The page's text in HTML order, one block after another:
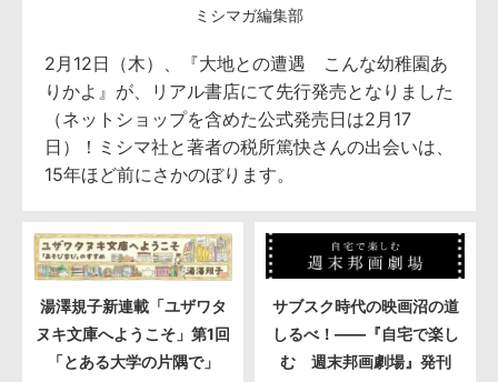
ミシマガ編集部
2月12日（木）、『大地との遭遇 こんな幼稚園あ
りかよ』が、リアル書店にて先行発売となりました
（ネットショップを含めた公式発売日は2月17
日）！ミシマ社と著者の税所篤快さんの出会いは、
15年ほど前にさかのぼります。
湯澤規子新連載「ユザワタ
ヌキ文庫へようこそ」第1回
「とある大学の片隅で」
サブスク時代の映画沼の道
しるべ！――『自宅で楽し
む 週末邦画劇場』発刊